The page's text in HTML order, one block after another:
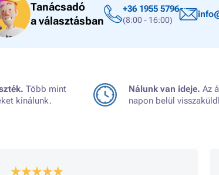
Tanácsadó
a választásban
+36 1955 5796
(8:00 - 16:00)
Több mint
kínálunk.
Nálunk van ideje. Az
napon belül